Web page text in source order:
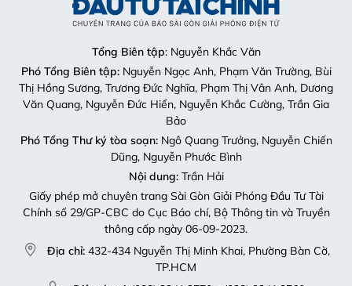
Tổng Biên tập: Nguyễn Khắc Văn
Phó Tổng Biên tập:Nguyễn Ngọc Anh, Phạm Văn Trường, Bùi
Thị Hồng Sương, Trương Đức Nghĩa, Phạm Thị Vân Anh, Dương
Văn Quang, Nguyễn Đức Hiển, Nguyễn Khắc Cường, Trần Gia
Bảo
Phó Tổng Thư ký tòa soạn:Ngô Quang Trưởng, Nguyễn Chiến
Dũng, Nguyễn Phước Bình
Nội dung:Trần Hải
Giấy phép mở chuyên trang Sài Gòn Giải Phóng Đầu Tư Tài
Chính số 29/GP-CBC do Cục Báo chí, Bộ Thông tin và Truyền
thông cấp ngày 06-09-2023.
Địa chỉ: 432-434 Nguyễn Thị Minh Khai, Phường Bàn Cờ,
TP.HCM